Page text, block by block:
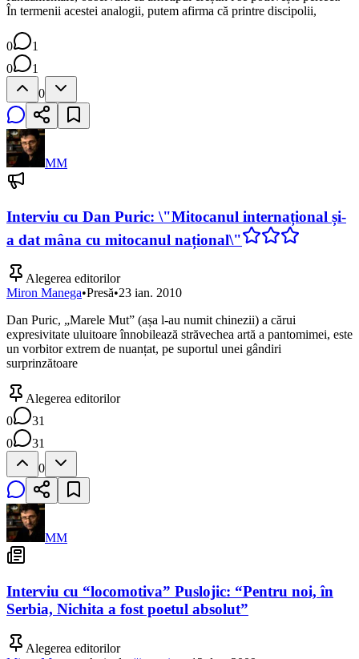
În termenii acestei analogii, putem afirma că printre discipolii,
0
1
0
1
0
MM
Interviu cu Dan Puric: \"Mitocanul internațional și-
a dat mâna cu mitocanul național\"
Alegerea editorilor
Miron Manega•Presă•23 ian. 2010
Dan Puric, „Marele Mut” (așa l-au numit chinezii) a cărui
expresivitate uluitoare înnobilează străvechea artă a pantomimei, este
un vorbitor extrem de nuanțat, pe suportul unei gândiri
surprinzătoare
Alegerea editorilor
0
31
0
31
0
MM
Interviu cu “locomotiva” Puslojic: “Pentru noi, în
Serbia, Nichita a fost poetul absolut”
Alegerea editorilor